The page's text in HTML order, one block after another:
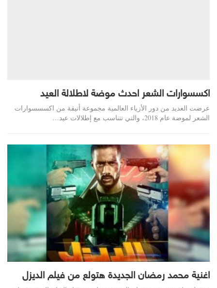
اكسسوارات الشعر احدث موضة لاطلالة العيد
عرضت العديد من دور الأزياء العالمية مجموعة أنيقة من اكسسسوارات
الشعر لموضة عام 2018، والتي تتناسب مع إطلالات عيد…
اغنية محمد رمضان الجديدة هتولع من فيلم الديزل